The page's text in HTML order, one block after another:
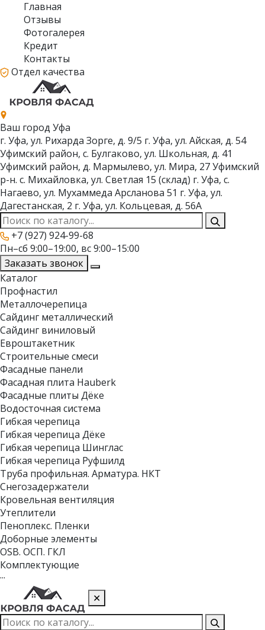
Главная
Отзывы
Фотогалерея
Кредит
Контакты
Отдел качества
Ваш город Уфа
г. Уфа, ул. Рихарда Зорге, д. 9/5 г. Уфа, ул. Айская, д. 54
Уфимский район, с. Булгаково, ул. Школьная, д. 41
Уфимский район, д. Мармылево, ул. Мира, 27Уфимский
р-н. с. Михайловка, ул. Светлая 15 (склад) г. Уфа, с.
Нагаево, ул. Мухаммеда Арсланова 51 г. Уфа, ул.
Дагестанская, 2 г. Уфа, ул. Кольцевая, д. 56А
+7 (927) 924-99-68
Пн–сб 9:00–19:00, вс 9:00–15:00
Заказать звонок
Каталог
Профнастил
Металлочерепица
Сайдинг металлический
Сайдинг виниловый
Евроштакетник
Строительные смеси
Фасадные панели
Фасадная плита Hauberk
Фасадные плиты Дёке
Водосточная система
Гибкая черепица
Гибкая черепица Дёке
Гибкая черепица Шинглас
Гибкая черепица Руфшилд
Труба профильная. Арматура. НКТ
Снегозадержатели
Кровельная вентиляция
Утеплители
Пеноплекс. Пленки
Доборные элементы
OSB. ОСП. ГКЛ
Комплектующие
···
✕